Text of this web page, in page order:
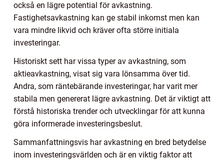
också en lägre potential för avkastning.
Fastighetsavkastning kan ge stabil inkomst men kan
vara mindre likvid och kräver ofta större initiala
investeringar.
Historiskt sett har vissa typer av avkastning, som
aktieavkastning, visat sig vara lönsamma över tid.
Andra, som räntebärande investeringar, har varit mer
stabila men genererat lägre avkastning. Det är viktigt att
förstå historiska trender och utvecklingar för att kunna
göra informerade investeringsbeslut.
Sammanfattningsvis har avkastning en bred betydelse
inom investeringsvärlden och är en viktig faktor att